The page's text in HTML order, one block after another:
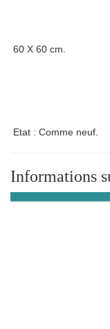
60 X 60 cm.
Etat : Comme neuf.
Informations